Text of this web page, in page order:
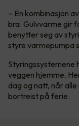
– En kombinasjon
bra. Gulvvarme gir
benytter seg av
styre varmepumpa
Styringssystemene
veggen hjemme.
dag og natt, når
bortreist på ferie.